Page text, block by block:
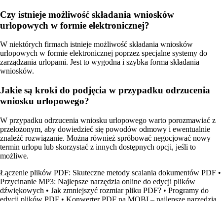
Czy istnieje możliwość składania wniosków
urlopowych w formie elektronicznej?
W niektórych firmach istnieje możliwość składania wniosków
urlopowych w formie elektronicznej poprzez specjalne systemy do
zarządzania urlopami. Jest to wygodna i szybka forma składania
wniosków.
Jakie są kroki do podjęcia w przypadku odrzucenia
wniosku urlopowego?
W przypadku odrzucenia wniosku urlopowego warto porozmawiać z
przełożonym, aby dowiedzieć się powodów odmowy i ewentualnie
znaleźć rozwiązanie. Można również spróbować negocjować nowy
termin urlopu lub skorzystać z innych dostępnych opcji, jeśli to
możliwe.
Łączenie plików PDF: Skuteczne metody scalania dokumentów PDF •
Przycinanie MP3: Najlepsze narzędzia online do edycji plików
dźwiękowych • Jak zmniejszyć rozmiar pliku PDF? • Programy do
edycji plików PDF • Konwerter PDF na MOBI – najlepsze narzędzia